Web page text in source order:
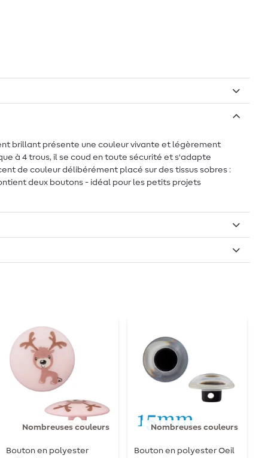
brillant présente une couleur vivante et légèrement
à 4 trous, il se coud en toute sécurité et s'adapte
de couleur délibérément placé sur des tissus sobres :
deux boutons - idéal pour les petits projets
Nombreuses couleurs
Bouton en polyester
Nombreuses couleurs
Bouton en polyester Oeil